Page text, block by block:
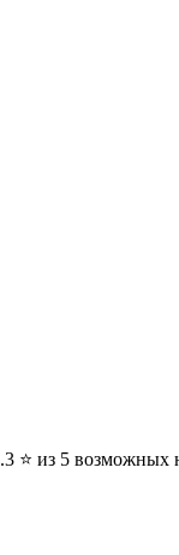
⭐ из 5 возможных